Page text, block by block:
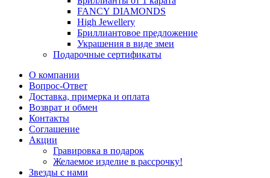
FANCY DIAMONDS
High Jewellery
Бриллиантовое предложение
Украшения в виде змеи
Подарочные сертификаты
О компании
Вопрос-Ответ
Доставка, примерка и оплата
Возврат и обмен
Контакты
Соглашение
Акции
Гравировка в подарок
Желаемое изделие в рассрочку!
Звезды с нами